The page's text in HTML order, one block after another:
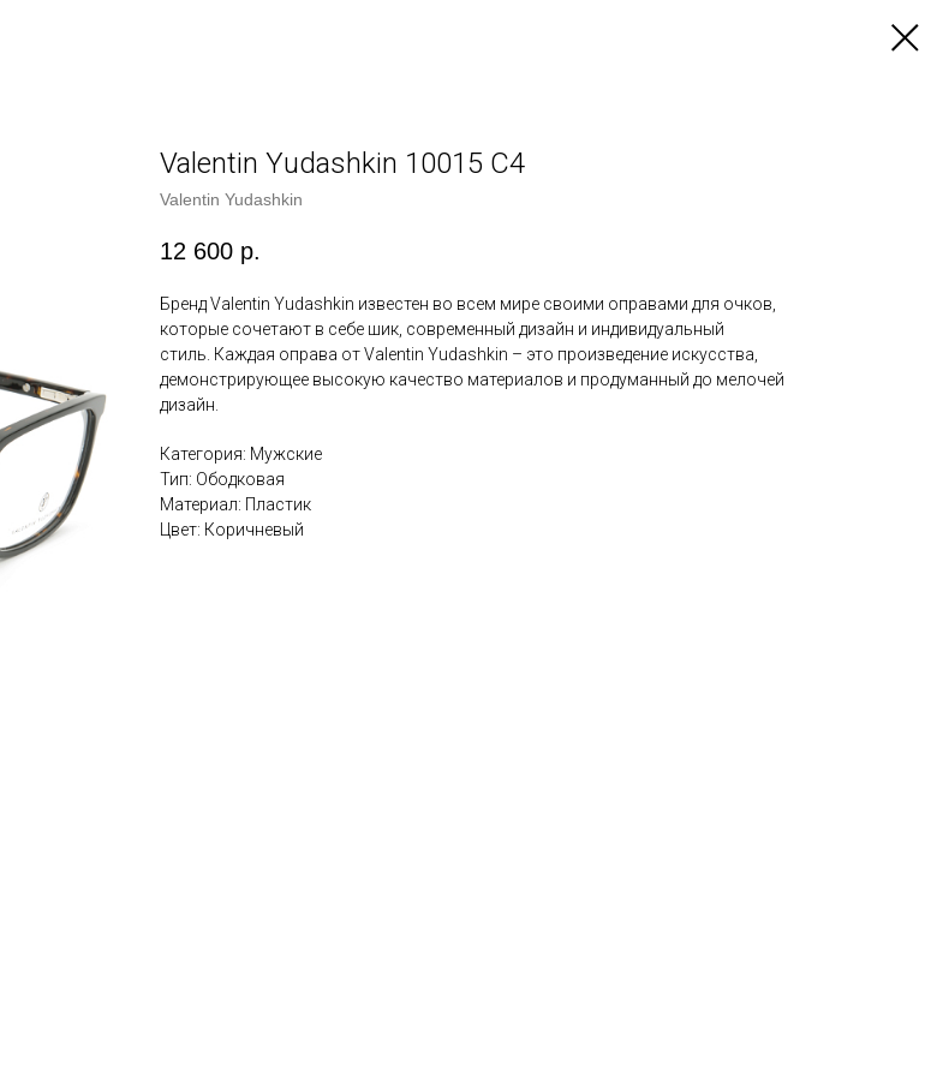
Valentin Yudashkin 10015 С4
Valentin Yudashkin
12 600 р.
Бренд Valentin Yudashkin известен во всем мире своими оправами для очков,
которые сочетают в себе шик, современный дизайн и индивидуальный
стиль. Каждая оправа от Valentin Yudashkin – это произведение искусства,
демонстрирующее высокую качество материалов и продуманный до мелочей
дизайн.
Категория: Мужские
Тип: Ободковая
Материал: Пластик
Цвет: Коричневый